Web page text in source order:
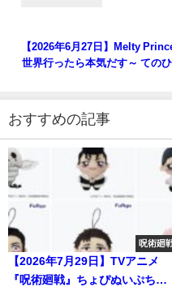
【2026年6月27日】Melty
世界行ったら本気だす～ ての
おすすめの記事
呪術廻
【2026年7月29日】TVアニメ
『呪術廻戦』ちょぴぬいぷち